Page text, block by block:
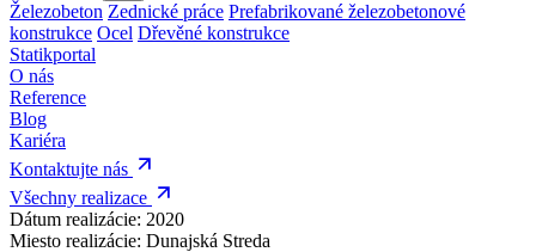
Železobeton Zednické práce Prefabrikované železobetonové
konstrukce Ocel Dřevěné konstrukce
Statikportal
O nás
Reference
Blog
Kariéra
Kontaktujte nás
Všechny realizace
Dátum realizácie: 2020
Miesto realizácie: Dunajská Streda